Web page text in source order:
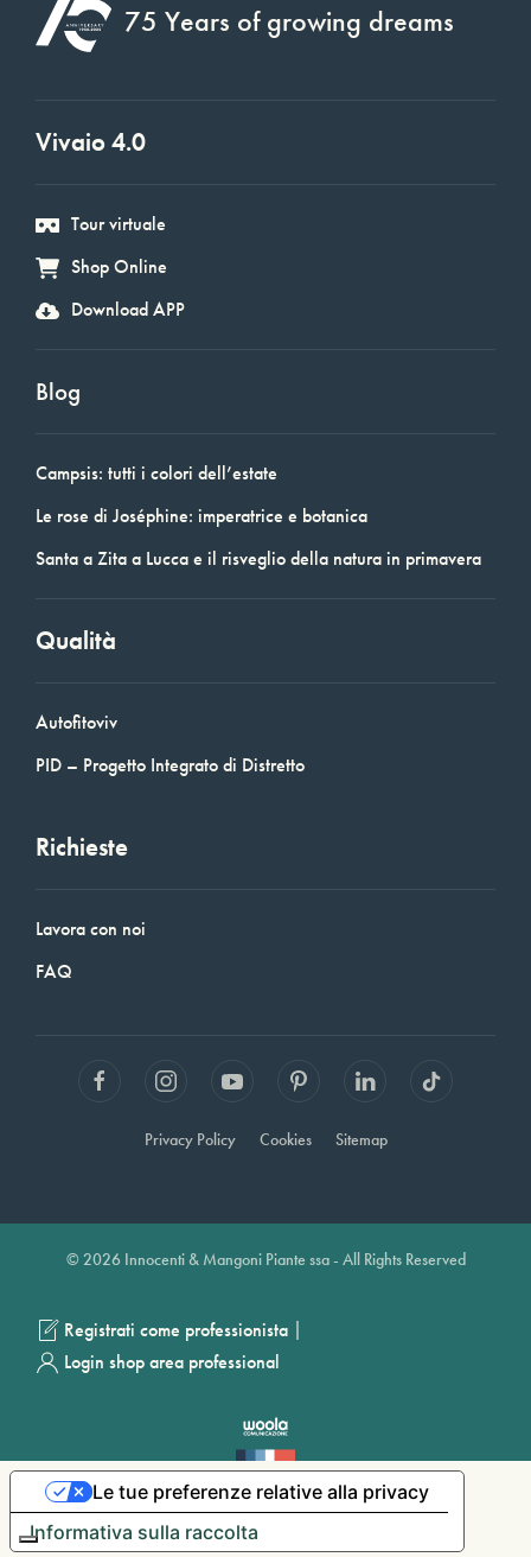
75 Years of growing dreams
Vivaio 4.0
Tour virtuale
Shop Online
Download APP
Blog
Campsis: tutti i colori dell’estate
Le rose di Joséphine: imperatrice e botanica
Santa a Zita a Lucca e il risveglio della natura in primavera
Qualità
Autofitoviv
PID – Progetto Integrato di Distretto
Richieste
Lavora con noi
FAQ
Privacy Policy Cookies Sitemap
© 2026 Innocenti & Mangoni Piante ssa - All Rights Reserved
Registrati come professionista |
Login shop area professional
Informativa sulla raccolta
Le tue preferenze relative alla privacy